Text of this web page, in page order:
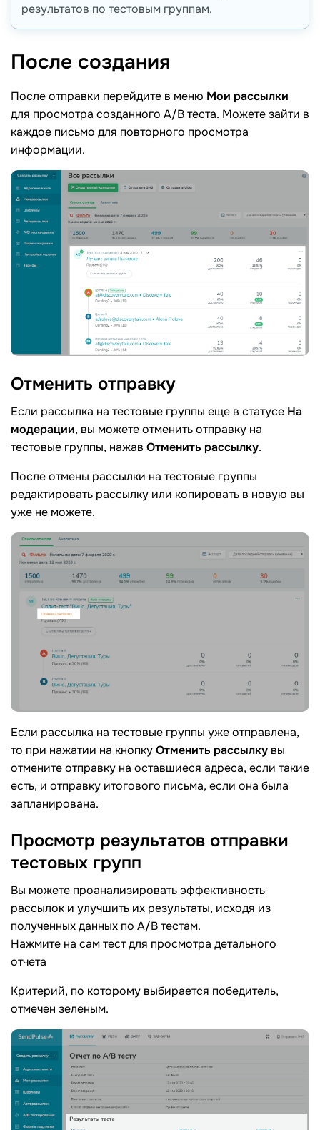
результатов по тестовым группам.
После создания
После отправки перейдите в меню Мои рассылки
для просмотра созданного А/B теста. Можете зайти в
каждое письмо для повторного просмотра
информации.
Отменить отправку
Если рассылка на тестовые группы еще в статусе На
модерации, вы можете отменить отправку на
тестовые группы, нажав Отменить рассылку.
После отмены рассылки на тестовые группы
редактировать рассылку или копировать в новую вы
уже не можете.
Если рассылка на тестовые группы уже отправлена,
то при нажатии на кнопкуОтменить рассылку вы
отмените отправку на оставшиеся адреса, если такие
есть, и отправку итогового письма, если она была
запланирована.
Просмотр результатов отправки
тестовых групп
Вы можете проанализировать эффективность
рассылок и улучшить их результаты, исходя из
полученных данных по A/B тестам.
Нажмите на сам тест для просмотра детального
отчета
Критерий, по которому выбирается победитель,
отмечен зеленым.